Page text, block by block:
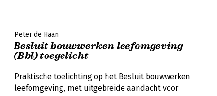
Peter de Haan
Besluit bouwwerken leefomgeving
(Bbl) toegelicht
Praktische toelichting op het Besluit bouwwerken
leefomgeving, met uitgebreide aandacht voor